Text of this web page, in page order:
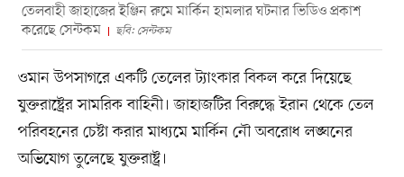
তেলবাহী জাহাজের ইঞ্জিন রুমে মার্কিন হামলার ঘটনার ভিডিও প্রকাশ
করেছে সেন্টকম
ছবি: সেন্টকম
ওমান উপসাগরে একটি তেলের ট্যাংকার বিকল করে দিয়েছে
যুক্তরাষ্ট্রের সামরিক বাহিনী। জাহাজটির বিরুদ্ধে ইরান থেকে তেল
পরিবহনের চেষ্টা করার মাধ্যমে মার্কিন নৌ অবরোধ লঙ্ঘনের
অভিযোগ তুলেছে যুক্তরাষ্ট্র।